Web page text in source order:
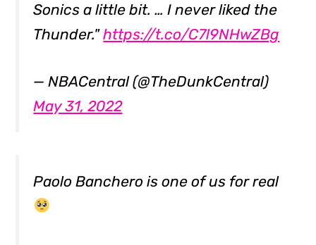
Sonics a little bit. … I never liked the
Thunder."https://t.co/C7l9NHwZBg
— NBACentral (@TheDunkCentral)
May 31, 2022
Paolo Banchero is one of us for real